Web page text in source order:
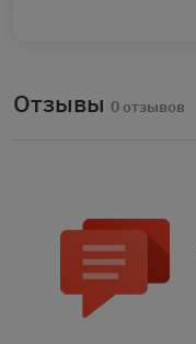
Отзывы 0 отзывов